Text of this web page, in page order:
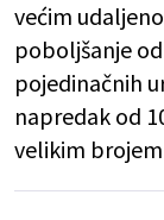
većim
poboljšanje
pojedinačnih
napredak od
velikim